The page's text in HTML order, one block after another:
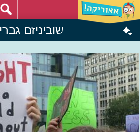
שוביניזם גברי